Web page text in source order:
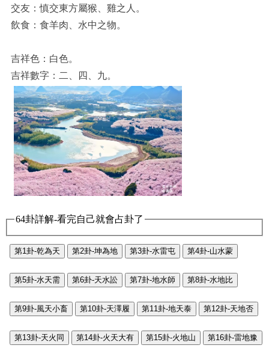
交友：慎交東方屬猴、雞之人。
飲食：食羊肉、水中之物。
吉祥色：白色。
吉祥數字：二、四、九。
64卦詳解-看完自己就會占卦了
第1卦-乾為天 第2卦-坤為地 第3卦-水雷屯 第4卦-山水蒙
第5卦-水天需 第6卦-天水訟 第7卦-地水師 第8卦-水地比
第9卦-風天小畜 第10卦-天澤履 第11卦-地天泰 第12卦-天地否
第13卦-天火同 第14卦-火天大有 第15卦-火地山 第16卦-雷地豫